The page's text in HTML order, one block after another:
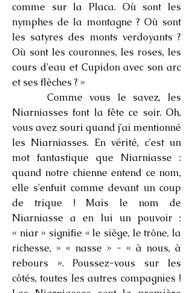
comme sur la Placa. Où sont les
nymphes de la montagne ? Où sont
les satyres des monts verdoyants ?
Où sont les couronnes, les roses, les
cours d'eau et Cupidon avec son arc
et ses flèches ? »
Comme vous le savez, les
Niarniasses font la fête ce soir. Oh,
vous avez souri quand j'ai mentionné
les Niarniasses. En vérité, c'est un
mot fantastique que Niarniasse :
quand notre chienne entend ce nom,
elle s'enfuit comme devant un coup
de trique ! Mais le nom de
Niarniasse a en lui un pouvoir :
« niar » signifie « le siège, le trône, la
richesse, » « nasse » - « à nous, à
rebours ». Poussez-vous sur les
côtés, toutes les autres compagnies !